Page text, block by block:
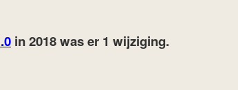
in 2018was er 1 wijziging.